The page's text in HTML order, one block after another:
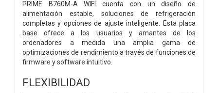
PRIME B760M-A WIFI cuenta con un diseño de
alimentación estable, soluciones de refrigeración
completas y opciones de ajuste inteligente. Esta placa
base ofrece a los usuarios y amantes de los
ordenadores a medida una amplia gama de
optimizaciones de rendimiento a través de funciones de
firmware y software intuitivo.
FLEXIBILIDAD